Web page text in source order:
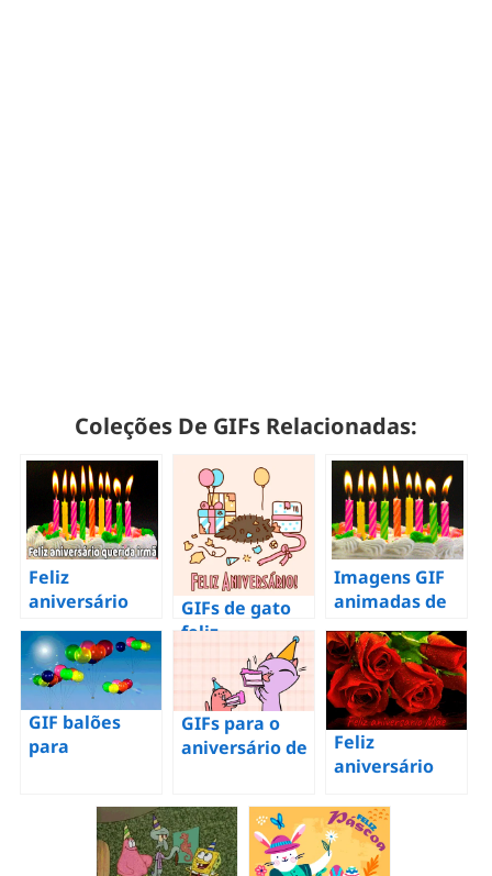
Coleções De GIFs Relacionadas:
Feliz
aniversário
querida irmã
GIFs – 50
cartões
animados
GIFs de gato
feliz
aniversário
Imagens GIF
animadas de
bolos de
aniversário
GIF balões
para
celebração –
GIFs para o
aniversário de
animadas de
graça
Feliz
aniversário
Cartões
animados
gratuitos